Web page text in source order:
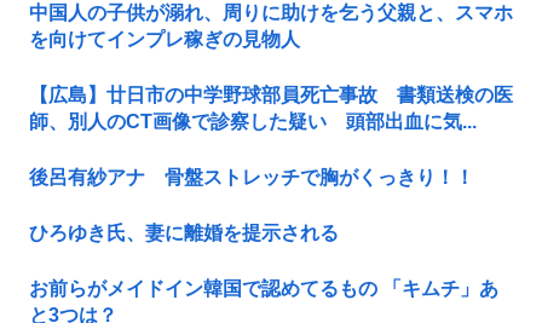
中国人の子供が溺れ、周りに助けを乞う父親と、スマホ
を向けてインプレ稼ぎの見物人
【広島】廿日市の中学野球部員死亡事故 書類送検の医
師、別人のCT画像で診察した疑い 頭部出血に気...
後呂有紗アナ 骨盤ストレッチで胸がくっきり！！
ひろゆき氏、妻に離婚を提示される
お前らがメイドイン韓国で認めてるもの 「キムチ」あ
と3つは？